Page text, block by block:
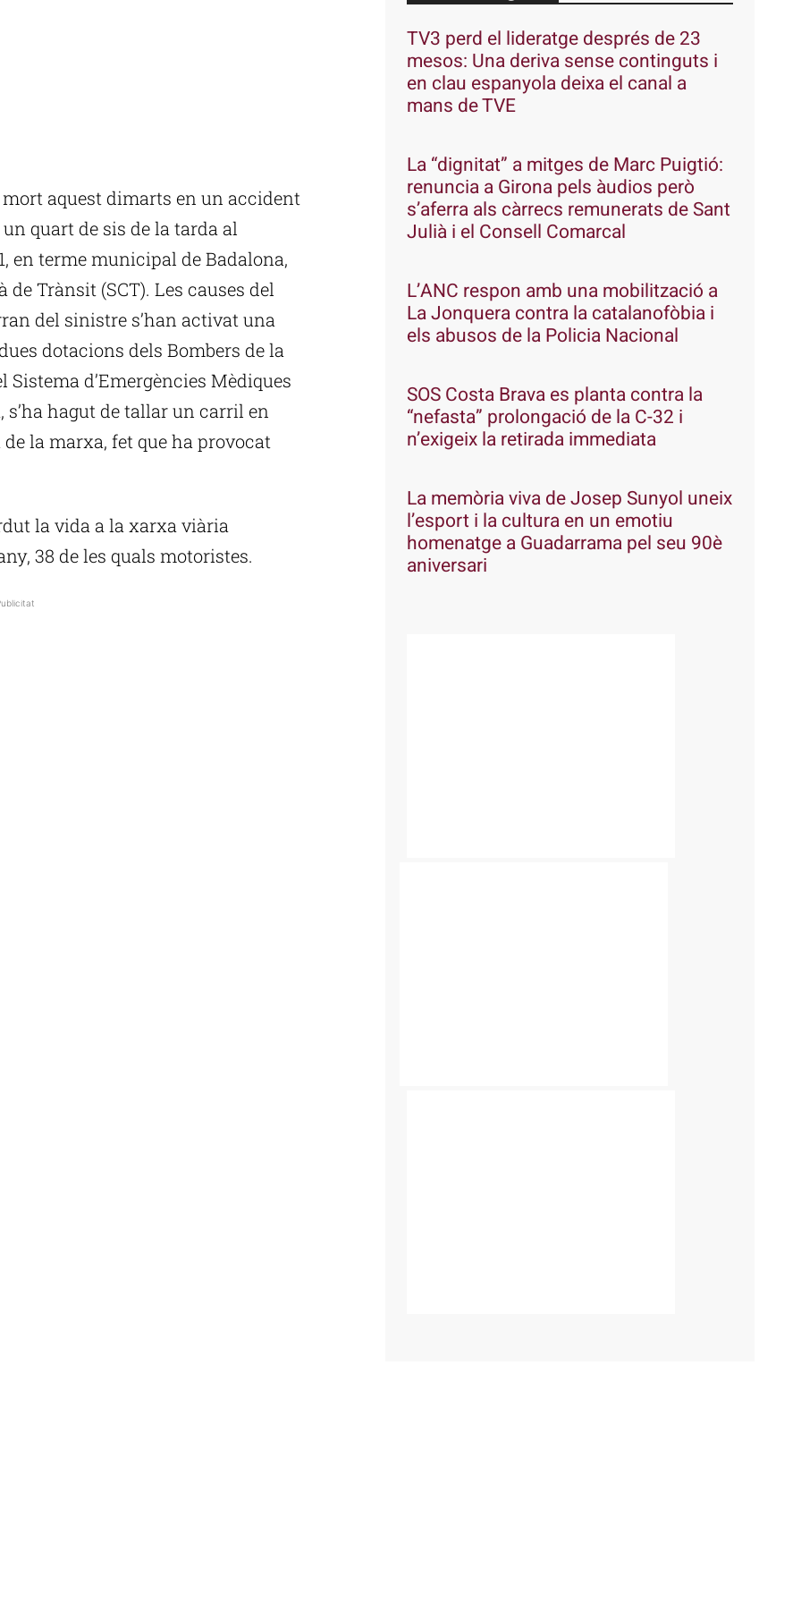
aquest dimarts en un accident
quart de sis de la tarda al
en terme municipal de Badalona,
Trànsit (SCT). Les causes del
del sinistre s’han activat una
dotacions dels Bombers de la
d’Emergències Mèdiques
s’ha hagut de tallar un carril en
la marxa, fet que ha provocat
la vida a la xarxa viària
38 de les quals motoristes.
TV3 perd el lideratge després de 23
mesos: Una deriva sense continguts i
en clau espanyola deixa el canal a
mans de TVE
La “dignitat” a mitges de Marc Puigtió:
renuncia a Girona pels àudios però
s’aferra als càrrecs remunerats de Sant
Julià i el Consell Comarcal
L’ANC respon amb una mobilització a
La Jonquera contra la catalanofòbia i
els abusos de la Policia Nacional
SOS Costa Brava es planta contra la
“nefasta” prolongació de la C-32 i
n’exigeix la retirada immediata
La memòria viva de Josep Sunyol uneix
l’esport i la cultura en un emotiu
homenatge a Guadarrama pel seu 90è
aniversari